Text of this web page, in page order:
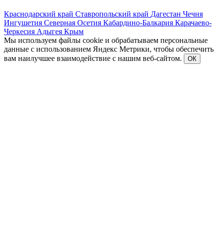
Краснодарский край Ставропольский край Дагестан Чечня
Ингушетия Северная Осетия Кабардино-Балкария Карачаево-
Черкесия Адыгея Крым
Мы используем файлы cookie и обрабатываем персональные
данные с использованием Яндекс Метрики, чтобы обеспечить
вам наилучшее взаимодействие с нашим веб-сайтом.
ОК